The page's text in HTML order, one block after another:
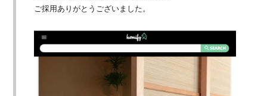
ご採用ありがとうございました。